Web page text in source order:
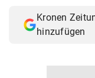
Kronen
hinzufügen